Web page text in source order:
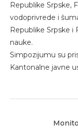
Republike Srpske,
vodoprivrede i
Republike Srpske i
nauke.
Simpozijumu su
Kantonalne javne